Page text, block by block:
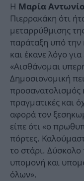
Η Μαρία
Πιερρακάκη ότι
μεταρρύθμισης
παράταξη υπό την
και έκανε λόγο
«Αισθάνομαι
Δημοσιονομική
προσανατολισμός
πραγματικές και
αφορά τον
είπε ότι «ο
πόρτες.
το στάρι. Δύσκολο
υπομονή και
όλων».